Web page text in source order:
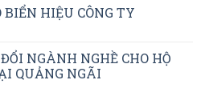
HIỆU CÔNG TY
NGÀNH NGHỀ CHO HỘ
QUẢNG NGÃI